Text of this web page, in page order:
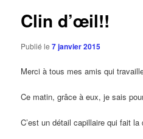
Clin d’œil!!
Publié le7 janvier 2015
Merci à tous mes amis qui
Ce matin, grâce à eux, je sais
C’est un détail capillaire qui fait la